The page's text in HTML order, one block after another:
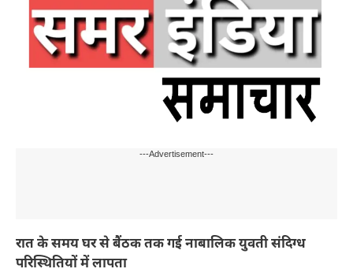
---Advertisement---
रात के समय घर से बैंठक तक गई नाबालिक युवती संदिग्ध
परिस्थितियों में लापता